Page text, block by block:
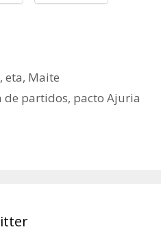
,eta, Maite
de partidos, pacto Ajuria